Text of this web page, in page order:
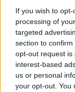
If you wish to
processing of
targeted
section to
opt-out request is
interest-based
us or personal
your opt-out. You